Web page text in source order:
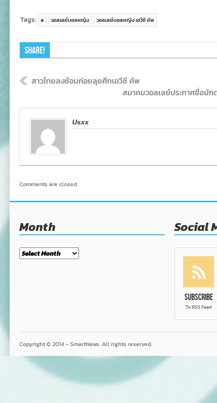
Tags: a วอลเลย์บอลหญิง วอลเลย์บอลหญิง เอวีซี คัพ
Share!
สาวไทยลงซ้อมก่อยลุยศึกเอวีซี คัพ
สมาคมวอลเลย์ประกาศชื่อนั
Usxx
Comments are closed.
Month
Month
Social
Subscribe
To RSS Feed
Copyright © 2014 - SmartNews. All rights reserved.